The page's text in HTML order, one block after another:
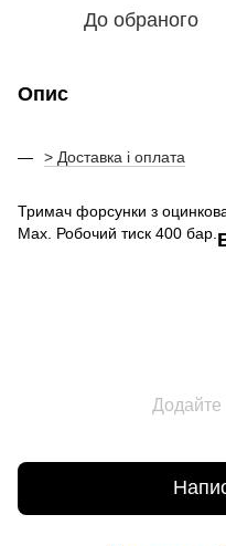
До обраного
Опис
> Доставка і оплата
Тримач форсунки з
Мах. Робочий тиск 400 бар.
Додайте